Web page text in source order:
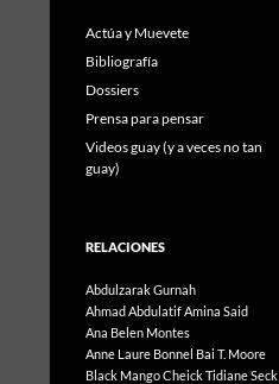
Actúa y Muevete
Bibliografía
Dossiers
Prensa para pensar
Videos guay (y a veces no tan
guay)
RELACIONES
Abdulzarak Gurnah
Ahmad AbdulatifAmina Said
Ana Belen Montes
Anne Laure Bonnel Bai T. Moore
Black MangoCheick Tidiane Seck